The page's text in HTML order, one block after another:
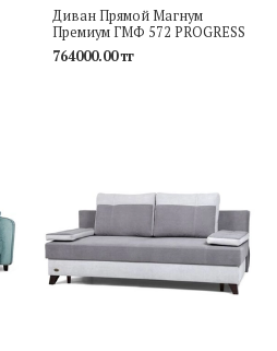
Диван Прямой Магнум
Премиум ГМФ 572 PROGRESS
764000.00 тг